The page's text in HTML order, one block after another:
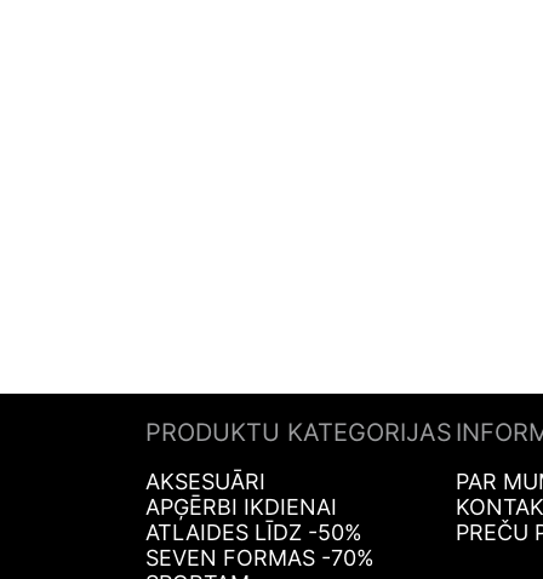
PRODUKTU KATEGORIJAS
AKSESUĀRI
APĢĒRBI IKDIENAI
ATLAIDES LĪDZ -50%
SEVEN FORMAS -70%
PAR
PREČU